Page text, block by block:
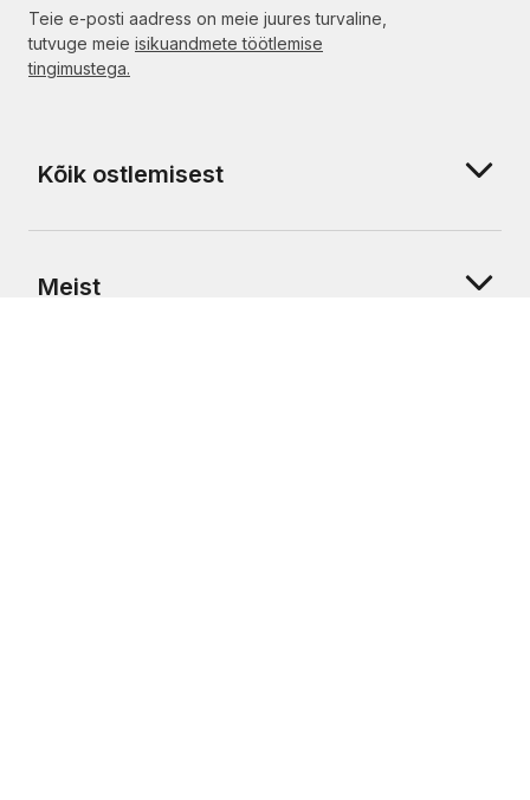
Teie e-posti aadress on meie juures turvaline,
tutvuge meie isikuandmete töötlemise
tingimustega.
Kõik ostlemisest
Meist